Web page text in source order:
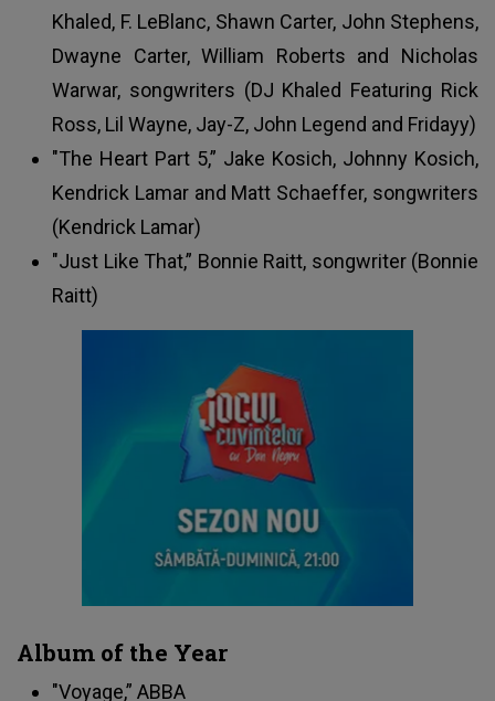
Khaled, F. LeBlanc, Shawn Carter, John Stephens,
Dwayne Carter, William Roberts and Nicholas
Warwar, songwriters (DJ Khaled Featuring Rick
Ross, Lil Wayne, Jay-Z, John Legend and Fridayy)
"The Heart Part 5,” Jake Kosich, Johnny Kosich,
Kendrick Lamar and Matt Schaeffer, songwriters
(Kendrick Lamar)
"Just Like That,” Bonnie Raitt, songwriter (Bonnie
Raitt)
Album of the Year
"Voyage,” ABBA